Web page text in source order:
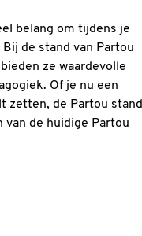
belang om tijdens je
de stand van Partou
ze waardevolle
Of je nu een
zetten, de Partou stand
de huidige Partou